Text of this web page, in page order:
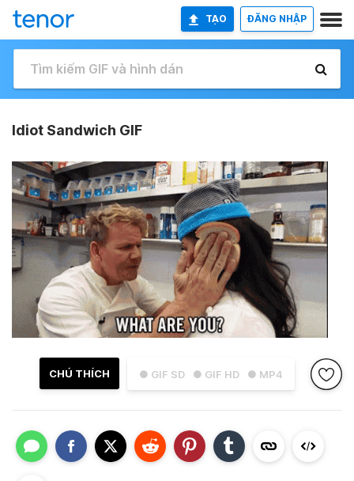
TẠO ĐĂNG NHẬP
Idiot Sandwich GIF
● GIF SD ● GIF HD ● MP4
CHÚ THÍCH